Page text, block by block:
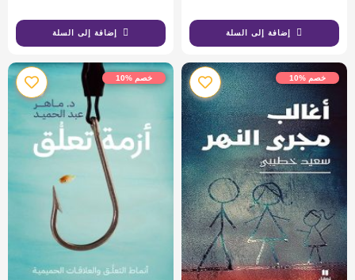
إضافة إلى السلة إضافة إلى السلة
خصم %10 خصم %10